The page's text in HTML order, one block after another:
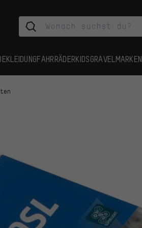
FAHRRÄDERKIDSGRAVEL MARKEN